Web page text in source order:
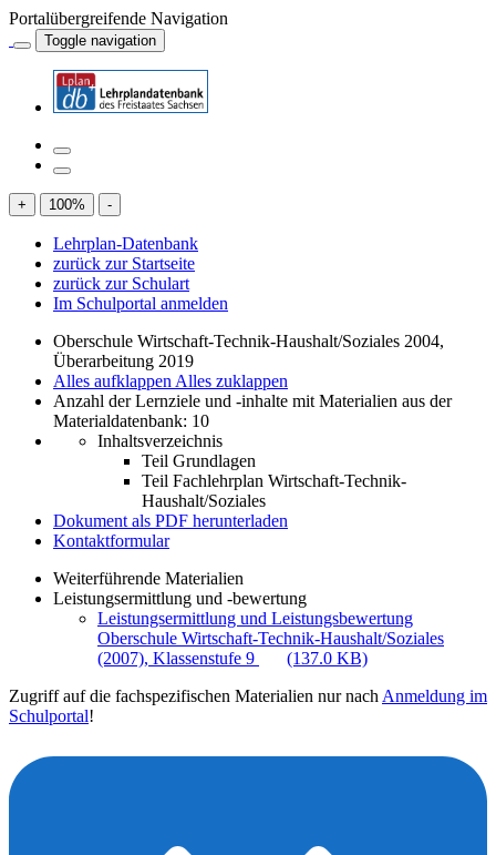
Portalübergreifende Navigation
Toggle navigation
+ 100% -
Lehrplan-Datenbank
zurück zur Startseite
zurück zur Schulart
Im Schulportal anmelden
Oberschule Wirtschaft-Technik-Haushalt/Soziales 2004,
Überarbeitung 2019
Alles aufklappen Alles zuklappen
Anzahl der Lernziele und -inhalte mit Materialien aus der
Materialdatenbank: 10
Inhaltsverzeichnis
Teil Grundlagen
Teil Fachlehrplan Wirtschaft-Technik-
Haushalt/Soziales
Dokument als PDF herunterladen
Kontaktformular
Weiterführende Materialien
Leistungsermittlung und -bewertung
Leistungsermittlung und Leistungsbewertung
Oberschule Wirtschaft-Technik-Haushalt/Soziales
(2007), Klassenstufe 9
(137.0 KB)
Zugriff auf die fachspezifischen Materialien nur nach Anmeldung im
Schulportal!